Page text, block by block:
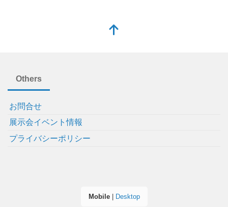
Others
お問合せ
展示会イベント情報
プライバシーポリシー
Mobile| Desktop